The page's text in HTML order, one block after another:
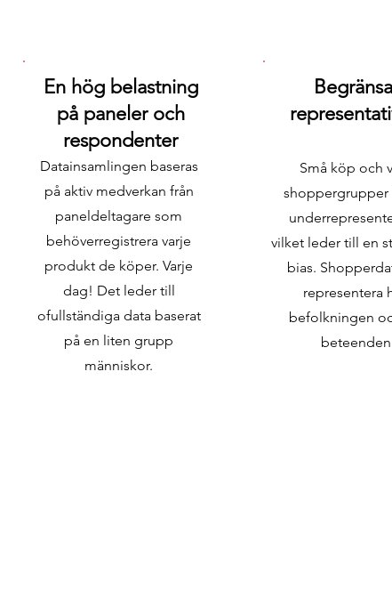
En hög belastning
på paneler och
respondenter
Datainsamlingen baseras
på aktiv medverkan från
paneldeltagare som
behöverregistrera varje
produkt de köper. Varje
dag! Det leder till
ofullständiga data baserat
på en liten grupp
människor.
Små köp och
shoppergrupper
vilket leder till en
bias.
representera
befolkningen